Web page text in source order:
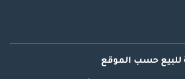
للبيع حسب الموقع